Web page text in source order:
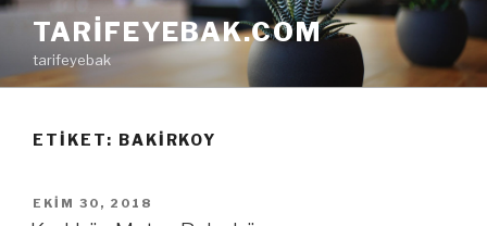
İçeriğe
TARIFEYEBAK.COM
tarifeyebak
ETIKET: BAKIRKOY
YAYIM
TARIHI
EKIM 30, 2018